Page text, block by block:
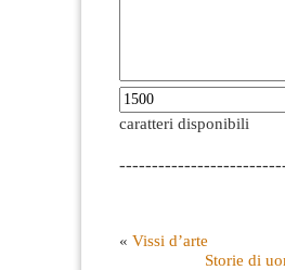
caratteri disponibili
« Vissi d’arte
Storie di